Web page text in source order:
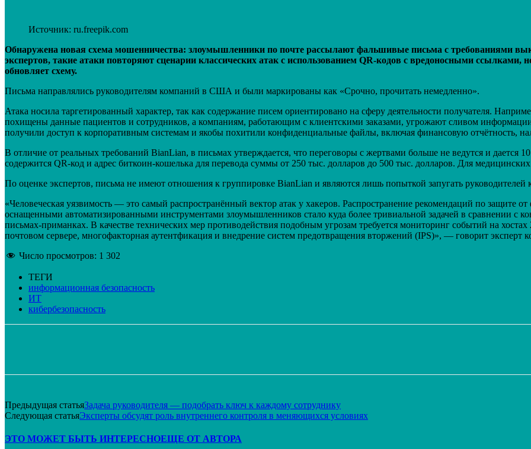
Источник: ru.freepik.com
Обнаружена новая схема мошенничества: злоумышленники по почте рассылают фальшивые письма с требованиями
экспертов, такие атаки повторяют сценарии классических атак с использованием QR-кодов с вредоносными ссылками,
обновляет схему.
Письма направлялись руководителям компаний в США и были маркированы как «Срочно, прочитать немедленно».
Атака носила таргетированный характер, так как содержание писем ориентировано на сферу деятельности получателя.
похищены данные пациентов и сотрудников, а компаниям, работающим с клиентскими заказами, угрожают сливом
получили доступ к корпоративным системам и якобы похитили конфиденциальные файлы, включая финансовую отчётность,
В отличие от реальных требований BianLian, в письмах утверждается, что переговоры с жертвами больше не ведутся и дается
содержится QR-код и адрес биткоин-кошелька для перевода суммы от 250 тыс. долларов до 500 тыс. долларов. Для
По оценке экспертов, письма не имеют отношения к группировке BianLian и являются лишь попыткой запугать
«Человеческая уязвимость — это самый распространённый вектор атак у хакеров. Распространение рекомендаций по защите
оснащенными автоматизированными инструментами злоумышленников стало куда более тривиальной задачей в сравнении с
письмах-приманках. В качестве технических мер противодействия подобным угрозам требуется мониторинг событий на
почтовом сервере, многофакторная аутентфикация и внедрение систем предотвращения вторжений (IPS)», — говорит
Число просмотров: 1 302
ТЕГИ
информационная безопасность
ИТ
кибербезопасность
Предыдущая статьяЗадача руководителя — подобрать ключ к каждому сотруднику
Следующая статьяЭксперты обсудят роль внутреннего контроля в меняющихся условиях
ЭТО МОЖЕТ БЫТЬ ИНТЕРЕСНОЕЩЕ ОТ АВТОРА